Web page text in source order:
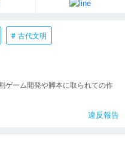
古代文明
ゲーム開発や脚本に取られての作
違反報告